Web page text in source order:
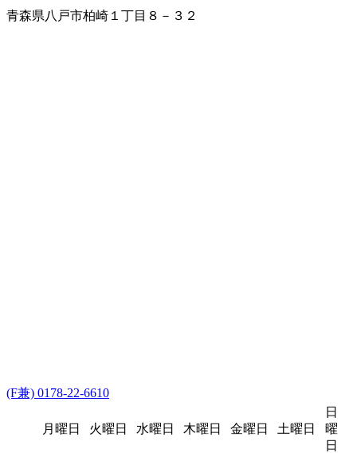
青森県八戸市柏崎１丁目８－３２
(F兼) 0178-22-6610
月曜日 火曜日 水曜日 木曜日 金曜日 土曜日
日
曜
日